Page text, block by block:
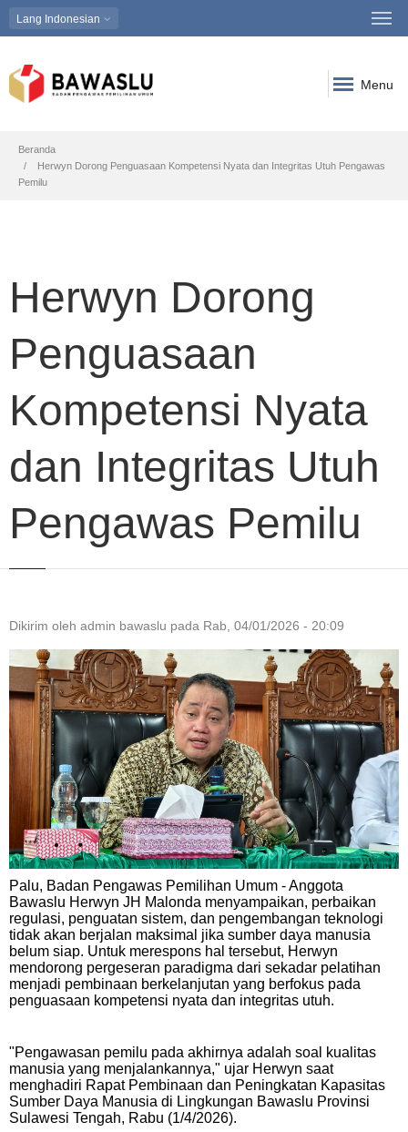
Lang Indonesian
Menu
Breadcrumb
Beranda
Herwyn Dorong Penguasaan Kompetensi Nyata dan Integritas Utuh Pengawas
Pemilu
Herwyn Dorong
Penguasaan
Kompetensi Nyata
dan Integritas Utuh
Pengawas Pemilu
Dikirim oleh admin bawaslu pada Rab, 04/01/2026 - 20:09
Palu, Badan Pengawas Pemilihan Umum - Anggota
Bawaslu Herwyn JH Malonda menyampaikan, perbaikan
regulasi, penguatan sistem, dan pengembangan teknologi
tidak akan berjalan maksimal jika sumber daya manusia
belum siap. Untuk merespons hal tersebut, Herwyn
mendorong pergeseran paradigma dari sekadar pelatihan
menjadi pembinaan berkelanjutan yang berfokus pada
penguasaan kompetensi nyata dan integritas utuh.
"Pengawasan pemilu pada akhirnya adalah soal kualitas
manusia yang menjalankannya," ujar Herwyn saat
menghadiri Rapat Pembinaan dan Peningkatan Kapasitas
Sumber Daya Manusia di Lingkungan Bawaslu Provinsi
Sulawesi Tengah, Rabu (1/4/2026).